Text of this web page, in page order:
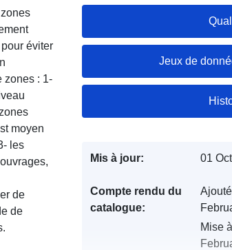
éviter
zones : 1-
moyen
les
de
de
Jeux de
Mis à jour: 01
Compte rendu du
catalogue:
Mise